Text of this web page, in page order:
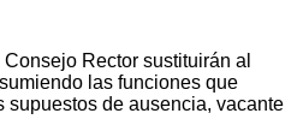
Rector sustituirán al
las funciones que
supuestos de ausencia, vacante